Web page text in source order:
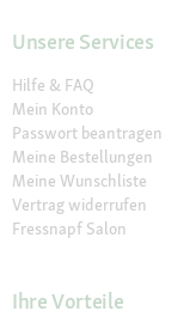
Unsere Services
Hilfe & FAQ
Mein Konto
Passwort beantragen
Meine Bestellungen
Meine Wunschliste
Vertrag widerrufen
Fressnapf Salon
Ihre Vorteile